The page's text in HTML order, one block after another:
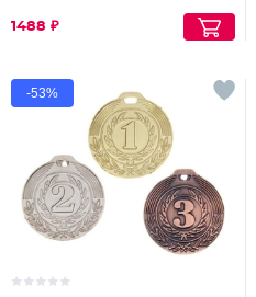
1488 ₽
-53%